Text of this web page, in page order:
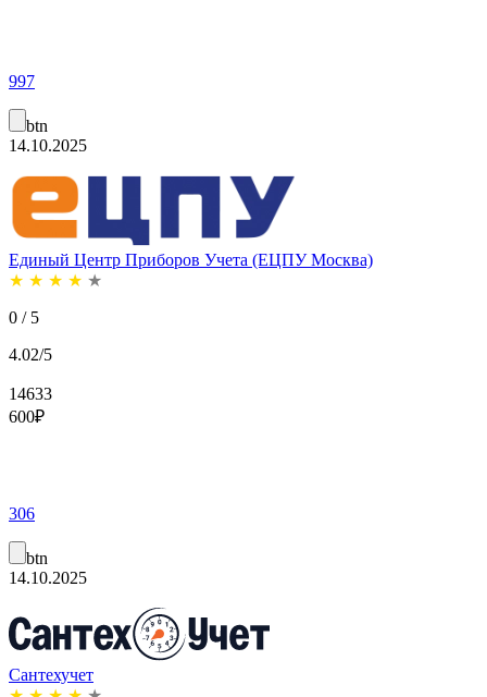
997
btn
14.10.2025
Единый Центр Приборов Учета (ЕЦПУ Москва)
★ ★ ★ ★ ★
0 / 5
4.02/5
14633
600₽
306
btn
14.10.2025
Сантехучет